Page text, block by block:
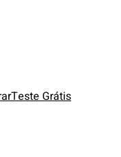
Teste Grátis